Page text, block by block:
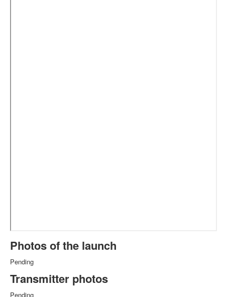
Photos of the launch
Pending
Transmitter photos
Pending